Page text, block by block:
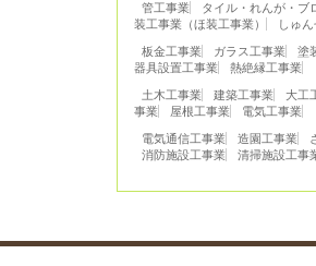
管工事業
タイル・れんが・ブ
装工事業（ほ装工事業）
しゅ
板金工事業 ガラス工事業
塗
器具設置工事業
熱絶縁工事業
土木工事業 建築工事業
大工
事業
屋根工事業 電気工事業
電気通信工事業 造園工事業
消防施設工事業
清掃施設工事